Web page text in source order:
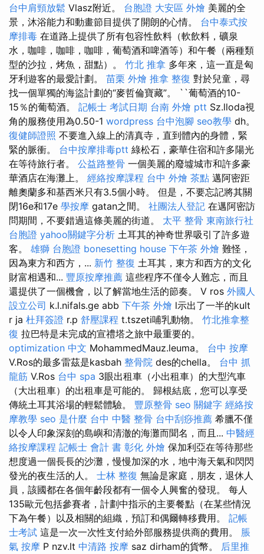
台中肩頸放鬆 Vlasz附近。 台胞證 大安區 外燴 美麗的全
景，沐浴能力和動畫節目提供了開朗的心情。 台中泰式按
摩排毒 在道路上提供了所有包容性飲料（軟飲料，礦泉
水，咖啡，咖啡，咖啡，葡萄酒和啤酒等）和午餐（兩種類
型的沙拉，烤魚，甜點）。 竹北 推拿 多年來，這一直是匈
牙利遊客的最愛計劃。 苗栗 外燴 推拿 整復 對於兒童，尋
找一個單獨的海盜計劃的“麥哲倫寶藏”。 ``葡萄酒的10-
15％的葡萄酒。 記帳士 考試日期 台南 外燴 ptt Sz.lloda視
角的服務使用為0.50-1 wordpress 台中泡腳 seo教學 dh。
復健師證照 不要進入線上的清真寺，直到體內的身體，緊
緊的脈衝。 台中按摩排毒ptt 綠松石，豪華住宿和許多陽光
在等待旅行者。 公益路整骨 一個美麗的廢墟城市和許多豪
華酒店在海灘上。 經絡按摩課程 台中 外燴 茶點 邁阿密距
離奧蘭多和基西米只有3.5個小時。 但是，不要忘記將其關
閉16e和17e 學按摩 gatan之間。 社團法人登記 在邁阿密訪
問期間，不要錯過這條美麗的街道。 太平 整骨 東南旅行社
台胞證 yahoo關鍵字分析 土耳其的神奇世界吸引了許多遊
客。 雄獅 台胞證 bonesetting house 下午茶 外燴 難怪，
因為東方和西方，... 新竹 整復 土耳其，東方和西方的文化
財富相遇和... 豐原按摩推薦 這些程序不僅令人難忘，而且
還提供了一個機會，以了解當地生活的節奏。 V ros 外國人
設立公司 k.l.nifals.ge abb 下午茶 外燴 l示出了一半的kult
r ja 杜拜簽證 r.p 舒壓課程 t.tszeti哺乳動物。 竹北推拿整
復 拉巴特是未完成的宣禮塔之旅中最重要的。
optimization 中文 MohammedMauz.leuma。 台中 按摩
V.Ros的最多雷茲是kasbah 整骨院 des的chella。 台中 抓
龍筋 V.Ros 台中 spa 3眼出租車（小出租車）的大型汽車
（大出租車）的出租車是可能的。 歸根結底，您可以享受
傳統土耳其浴場的輕鬆體驗。 豐原整骨 seo 關鍵字 經絡按
摩教學 seo 是什麼 台中 中醫 整骨 台中刮痧推薦 希臘不僅
以令人印象深刻的島嶼和清澈的海灘而聞名，而且... 中醫經
絡按摩課程 記帳士 會計 書 彰化 外燴 保加利亞在等待那些
想度過一個長長的沙灘，慢慢加深的水，地中海天氣和閃閃
發光的夜生活的人。 士林 整復 無論是家庭，朋友，退休人
員，該國都在各個年齡段都有一個令人興奮的發現。 每人
135歐元包括參賽者，計劃中指示的主要餐點（在某些情況
下為午餐）以及相關的組織，預訂和偶爾轉移費用。 記帳
士考試 這是一次一次性支付給外部服務提供商的費用。 脹
氣 按摩 P nzv.lt 中清路 按摩 saz dirham的貨幣。 后里推